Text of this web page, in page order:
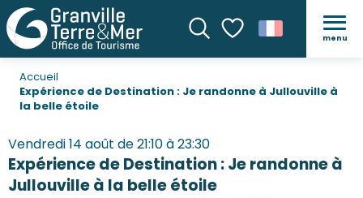
Recherche
Voir les favoris
menu
Accueil
Expérience de Destination : Je randonne à Jullouville à
la belle étoile
Vendredi 14 août de 21:10 à 23:30
Expérience de Destination : Je randonne à
Jullouville à la belle étoile